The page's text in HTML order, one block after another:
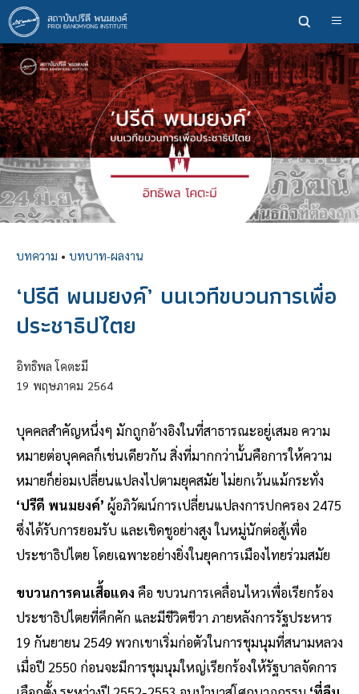
ข้าม
ไป
ยัง
เนื้อหา
หลัก
บทความ • บทบาท-ผลงาน
‘ปรีดี พนมยงค์’ บนเวทีขบวนการเพื่อ
ประชาธิปไตย
อิทธิพล โคตะมี
19 พฤษภาคม 2564
บุคคลสำคัญหนึ่งๆ มักถูกอ้างอิงในที่สาธารณะอยู่เสมอ ความ
หมายต่อบุคคลก็เช่นเดียวกัน สิ่งที่มากกว่านั้นคือการให้ความ
หมายก็ย่อมเปลี่ยนแปลงไปตามยุคสมัย ไม่ยกเว้นแม้กระทั่ง
‘ปรีดี พนมยงค์’ ผู้อภิวัฒน์การเปลี่ยนแปลงการปกครอง 2475
ซึ่งได้รับการยอมรับ และเชิดชูอย่างสูง ในหมู่นักต่อสู้เพื่อ
ประชาธิปไตย โดยเฉพาะอย่างยิ่งในยุคการเมืองไทยร่วมสมัย
ขบวนการคนเสื้อแดง คือ ขบวนการเคลื่อนไหวเพื่อเรียกร้อง
ประชาธิปไตยที่คึกคัก และมีชีวิตชีวา ภายหลังการรัฐประหาร
19 กันยายน 2549 พวกเขาเริ่มก่อตัวในการชุมนุมที่สนามหลวง
เมื่อปี 2550 ก่อนจะมีการชุมนุมใหญ่เรียกร้องให้รัฐบาลจัดการ